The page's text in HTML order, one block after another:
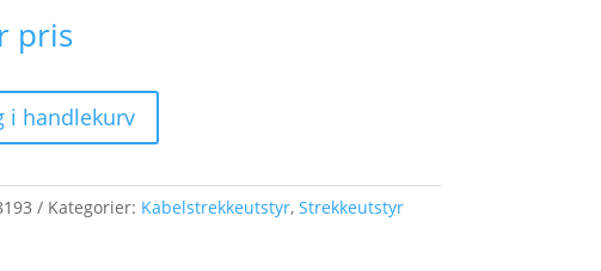
pris
i handlekurv
Kategorier: Kabelstrekkeutstyr, Strekkeutstyr